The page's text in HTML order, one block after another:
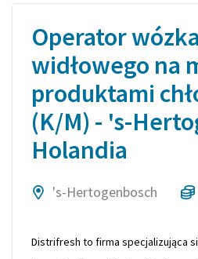
Operator wózka
widłowego na
produktami
(K/M) - 's-
Holandia
's-Hertogenbosch
Distrifresh to firma specjalizująca